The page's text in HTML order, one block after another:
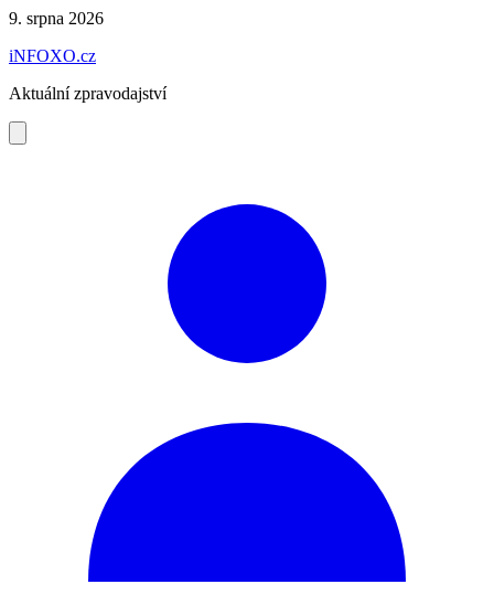
Preskočiť
obsah
9. srpna 2026
iNFOXO.cz
Aktuální zpravodajství